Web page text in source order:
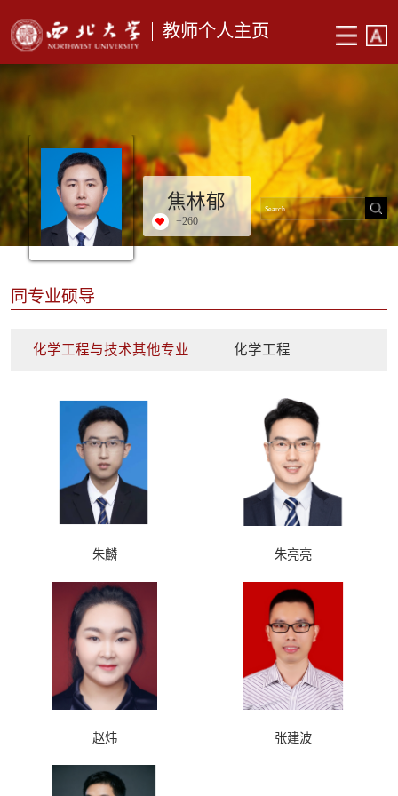
教师个人主页
焦林郁
+260
同专业硕导
化学工程与技术其他专业 化学工程
朱麟 朱亮亮
赵炜 张建波